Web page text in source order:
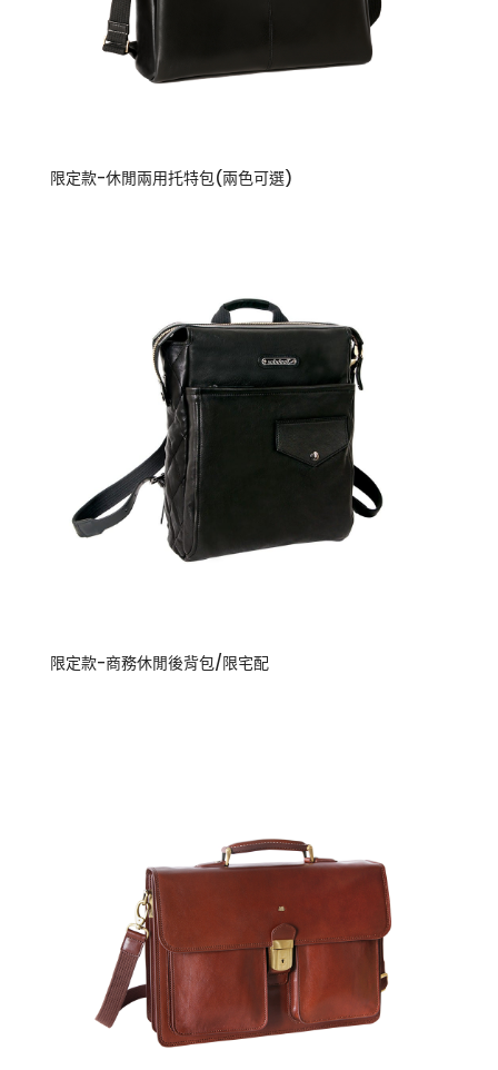
限定款-休閒兩用托特包(兩色可選)
限定款-商務休閒後背包/限宅配